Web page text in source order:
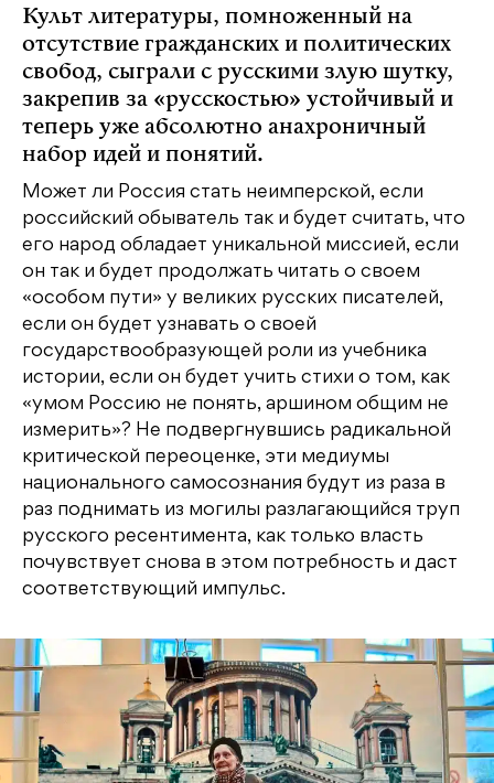
Культ литературы, помноженный на
отсутствие гражданских и политических
свобод, сыграли с русскими злую шутку,
закрепив за «русскостью» устойчивый и
теперь уже абсолютно анахроничный
набор идей и понятий.
Может ли Россия стать неимперской, если
российский обыватель так и будет считать, что
его народ обладает уникальной миссией, если
он так и будет продолжать читать о своем
«особом пути» у великих русских писателей,
если он будет узнавать о своей
государствообразующей роли из учебника
истории, если он будет учить стихи о том, как
«умом Россию не понять, аршином общим не
измерить»? Не подвергнувшись радикальной
критической переоценке, эти медиумы
национального самосознания будут из раза в
раз поднимать из могилы разлагающийся труп
русского ресентимента, как только власть
почувствует снова в этом потребность и даст
соответствующий импульс.